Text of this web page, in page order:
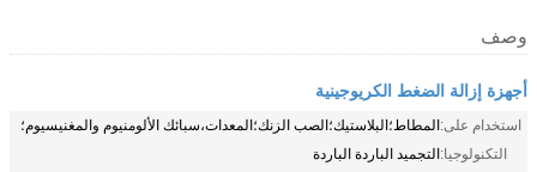
وصف
أجهزة إزالة الضغط الكريوجينية
استخدام على:المطاط؛البلاستيك؛الصب الزنك؛المعدات،سبائك الألومنيوم والمغنيسيوم؛
التكنولوجيا:التجميد الباردة الباردة